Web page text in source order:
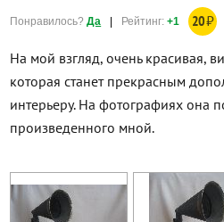
Понравилось?Да | Рейтинг:+1 20₽
На мой взгляд, очень красивая,
которая станет прекрасным
интерьеру. На фотографиях она
произведенного мной.